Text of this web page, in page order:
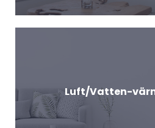
Luft/Vatten-